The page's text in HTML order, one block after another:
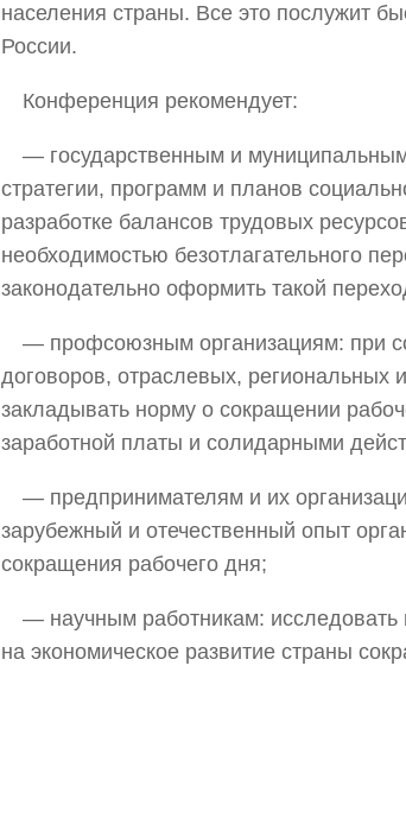
населения страны. Все это послужит
России.
Конференция рекомендует:
— государственным и
стратегии, программ и планов
разработке балансов трудовых
необходимостью безотлагательного
законодательно оформить такой
— профсоюзным организациям: при
договоров, отраслевых, региональных
закладывать норму о сокращении
заработной платы и солидарными
— предпринимателям и их
зарубежный и отечественный опыт
сокращения рабочего дня;
— научным работникам:
на экономическое развитие страны